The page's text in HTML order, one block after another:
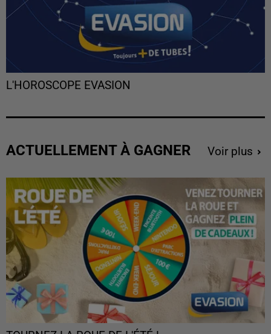
L'HOROSCOPE EVASION
ACTUELLEMENT À GAGNER Voir plus